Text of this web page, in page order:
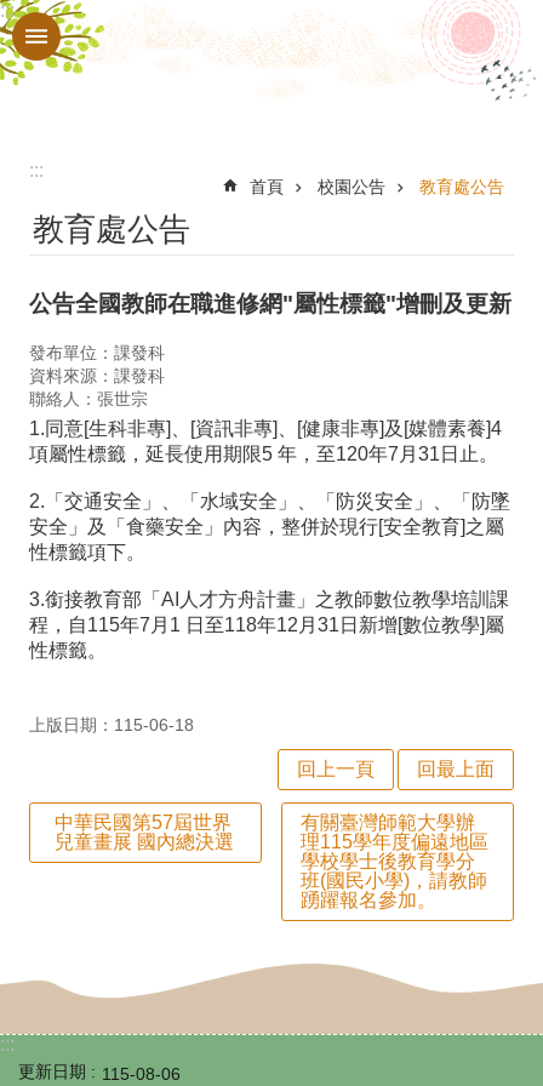
跳到主要內容區塊
進
認
校
行
政
處
教
師
專
區
生
區
統
:::
:::
首頁 校園公告 教育處公告
教育處公告
公告全國教師在職進修網"屬性標籤"增刪及更新
發布單位：課發科
資料來源：課發科
聯絡人：張世宗
1.同意[生科非專]、[資訊非專]、[健康非專]及[媒體素養]4
項屬性標籤，延長使用期限5 年，至120年7月31日止。
2.「交通安全」、「水域安全」、「防災安全」、「防墜
安全」及「食藥安全」內容，整併於現行[安全教育]之屬
性標籤項下。
3.銜接教育部「AI人才方舟計畫」之教師數位教學培訓課
程，自115年7月1 日至118年12月31日新增[數位教學]屬
性標籤。
上版日期：115-06-18
回上一頁 回最上面
中華民國第57屆世界
兒童畫展 國內總決選
有關臺灣師範大學辦
理115學年度偏遠地區
學校學士後教育學分
班(國民小學)，請教師
踴躍報名參加。
:::
更新日期 115-08-06